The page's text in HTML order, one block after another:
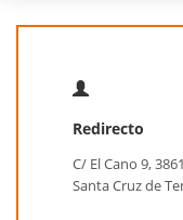
Redirecto
C/ El Cano 9,
Santa Cruz de